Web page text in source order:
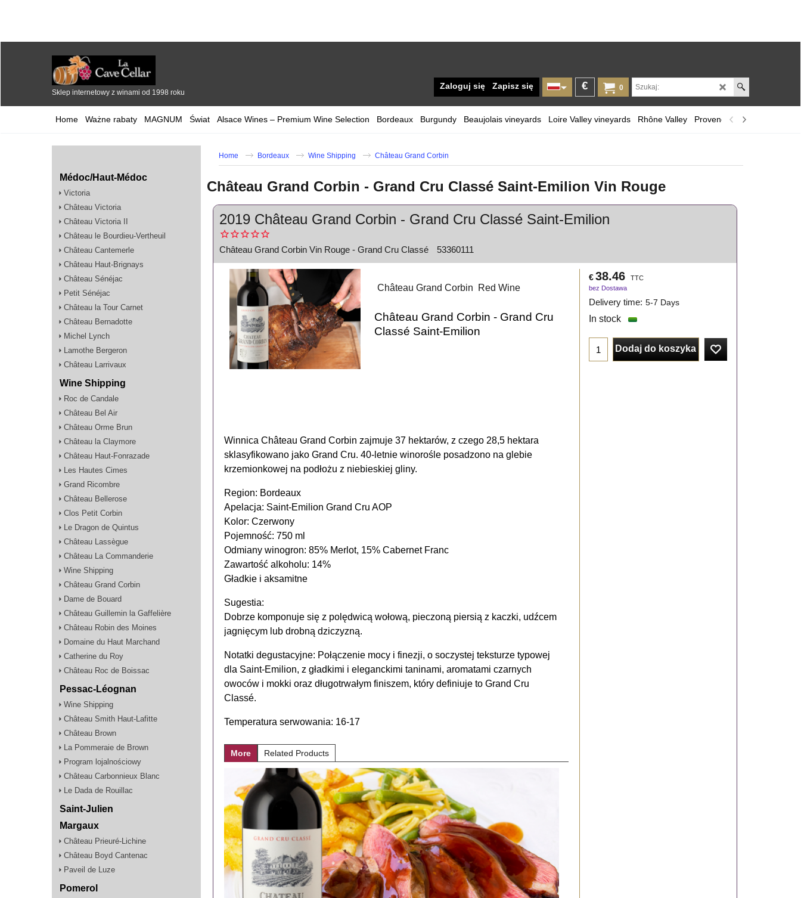
Sklep internetowy z winami od 1998 roku
0
€
Zaloguj się Zapisz się
Home Ważne rabaty MAGNUM Świat Alsace Wines – Premium Wine Selection Bordeaux Burgundy Beaujolais vineyards Loire Valley vineyards Rhône Valley Provence and Corsica
Médoc/Haut-Médoc
Victoria
Château Victoria
Château Victoria II
Château le Bourdieu-Vertheuil
Château Cantemerle
Château Haut-Brignays
Château Sénéjac
Petit Sénéjac
Château la Tour Carnet
Château Bernadotte
Michel Lynch
Lamothe Bergeron
Château Larrivaux
Wine Shipping
Roc de Candale
Château Bel Air
Château Orme Brun
Château la Claymore
Château Haut-Fonrazade
Les Hautes Cimes
Grand Ricombre
Château Bellerose
Clos Petit Corbin
Le Dragon de Quintus
Château Lassègue
Château La Commanderie
Wine Shipping
Château Grand Corbin
Dame de Bouard
Château Guillemin la Gaffelière
Château Robin des Moines
Domaine du Haut Marchand
Catherine du Roy
Château Roc de Boissac
Pessac-Léognan
Wine Shipping
Château Smith Haut-Lafitte
Château Brown
La Pommeraie de Brown
Program lojalnościowy
Château Carbonnieux Blanc
Le Dada de Rouillac
Saint-Julien
Margaux
Château Prieuré-Lichine
Château Boyd Cantenac
Paveil de Luze
Pomerol
Home Bordeaux Wine Shipping Château Grand Corbin
Château Grand Corbin - Grand Cru Classé Saint-Emilion Vin Rouge
2019 Château Grand Corbin - Grand Cru Classé Saint-Emilion
Château Grand Corbin Vin Rouge - Grand Cru Classé 53360111
€ 38.46
TTC
bez Dostawa
Delivery time: 5-7 Days
In stock
Dodaj do koszyka
Château Grand Corbin Red Wine
Château Grand Corbin - Grand Cru
Classé Saint-Emilion
Winnica Château Grand Corbin zajmuje 37 hektarów, z czego 28,5 hektara
sklasyfikowano jako Grand Cru. 40-letnie winorośle posadzono na glebie
krzemionkowej na podłożu z niebieskiej gliny.
Region: Bordeaux
Apelacja: Saint-Emilion Grand Cru AOP
Kolor: Czerwony
Pojemność: 750 ml
Odmiany winogron: 85% Merlot, 15% Cabernet Franc
Zawartość alkoholu: 14%
Gładkie i aksamitne
Sugestia:
Dobrze komponuje się z polędwicą wołową, pieczoną piersią z kaczki, udźcem
jagnięcym lub drobną dziczyzną.
Notatki degustacyjne: Połączenie mocy i finezji, o soczystej teksturze typowej
dla Saint-Emilion, z gładkimi i eleganckimi taninami, aromatami czarnych
owoców i mokki oraz długotrwałym finiszem, który definiuje to Grand Cru
Classé.
Temperatura serwowania: 16-17
More Related Products